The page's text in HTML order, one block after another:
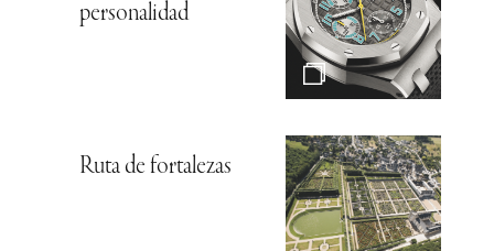
personalidad
Ruta de fortalezas